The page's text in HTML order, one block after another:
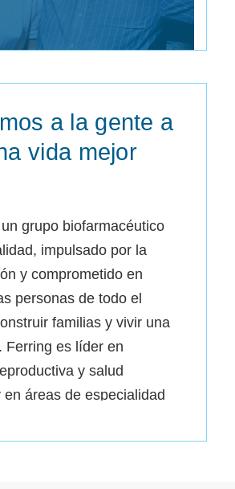
a la gente a
vida mejor
grupo biofarmacéutico
impulsado por la
y comprometido en
personas de todo el
familias y vivir una
Ferring es líder en
y salud
en áreas de especialidad
y la uro-oncología.